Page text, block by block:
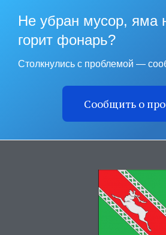
Не убран мусор, яма
горит фонарь?
Столкнулись с проблемой —
Сообщить о